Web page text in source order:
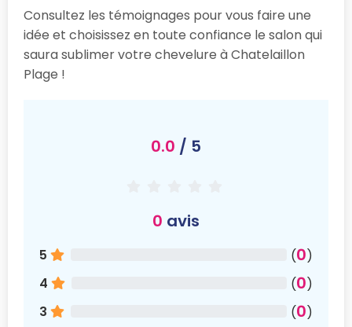
Consultez les témoignages pour vous faire une
idée et choisissez en toute confiance le salon qui
saura sublimer votre chevelure à Chatelaillon
Plage !
0.0 / 5
0 avis
5 (0)
4
(0)
3
(0)